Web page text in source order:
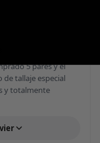
5 pares y el
tallaje especial
y totalmente